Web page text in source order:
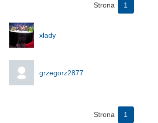
Strona 1
xlady
grzegorz2877
Strona 1